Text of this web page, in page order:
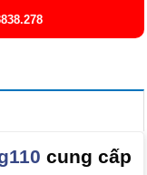
cung cấp